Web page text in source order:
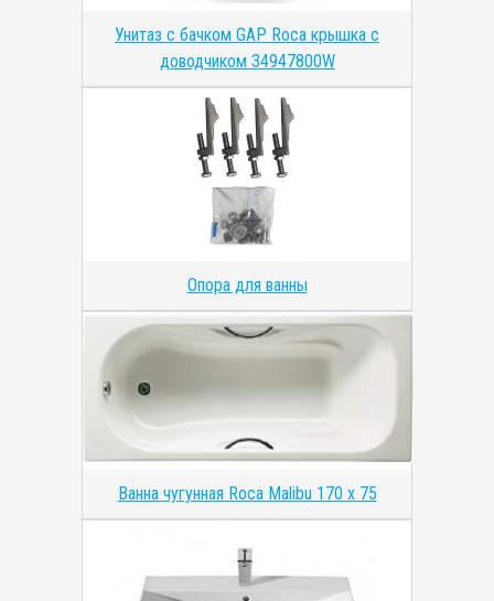
Унитаз с бачком GAP Roca крышка с
доводчиком 34947800W
Опора для ванны
Ванна чугунная Roca Malibu 170 x 75